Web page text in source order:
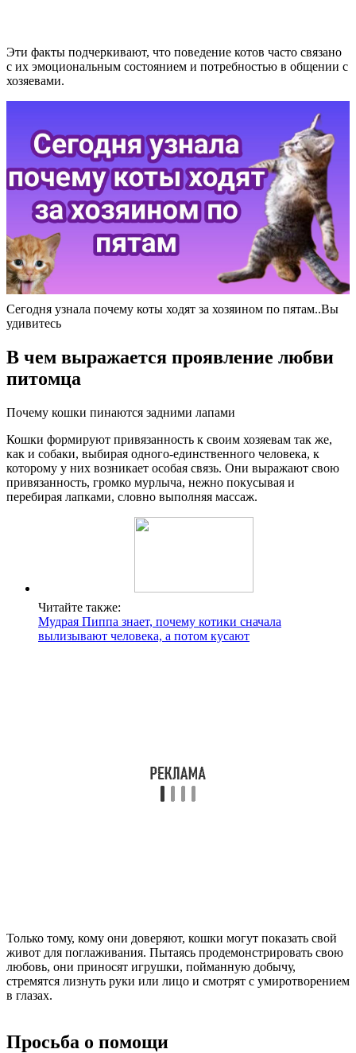
Эти факты подчеркивают, что поведение котов часто связано
с их эмоциональным состоянием и потребностью в общении с
хозяевами.
Сегодня узнала почему коты ходят за хозяином по пятам..Вы
удивитесь
В чем выражается проявление любви
питомца
Почему кошки пинаются задними лапами
Кошки формируют привязанность к своим хозяевам так же,
как и собаки, выбирая одного-единственного человека, к
которому у них возникает особая связь. Они выражают свою
привязанность, громко мурлыча, нежно покусывая и
перебирая лапками, словно выполняя массаж.
Читайте также:
Мудрая Пиппа знает, почему котики сначала
вылизывают человека, а потом кусают
Только тому, кому они доверяют, кошки могут показать свой
живот для поглаживания. Пытаясь продемонстрировать свою
любовь, они приносят игрушки, пойманную добычу,
стремятся лизнуть руки или лицо и смотрят с умиротворением
в глазах.
Просьба о помощи